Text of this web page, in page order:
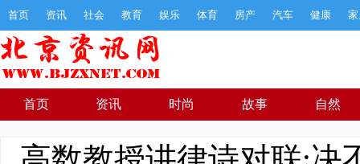
首页 资讯 社会 教育 娱乐 体育 房产 汽车 健康
首页 资讯 时尚 故事 自然